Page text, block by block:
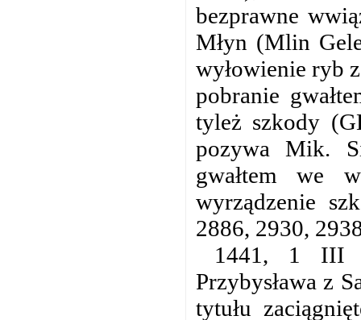
bezprawne
Młyn (Mlin
wyłowienie ryb
pobranie
tyleż szkody
pozywa Mik.
gwałtem we
wyrządzenie
2886, 2930,
1441, 1 III
Przybysława z
tytułu